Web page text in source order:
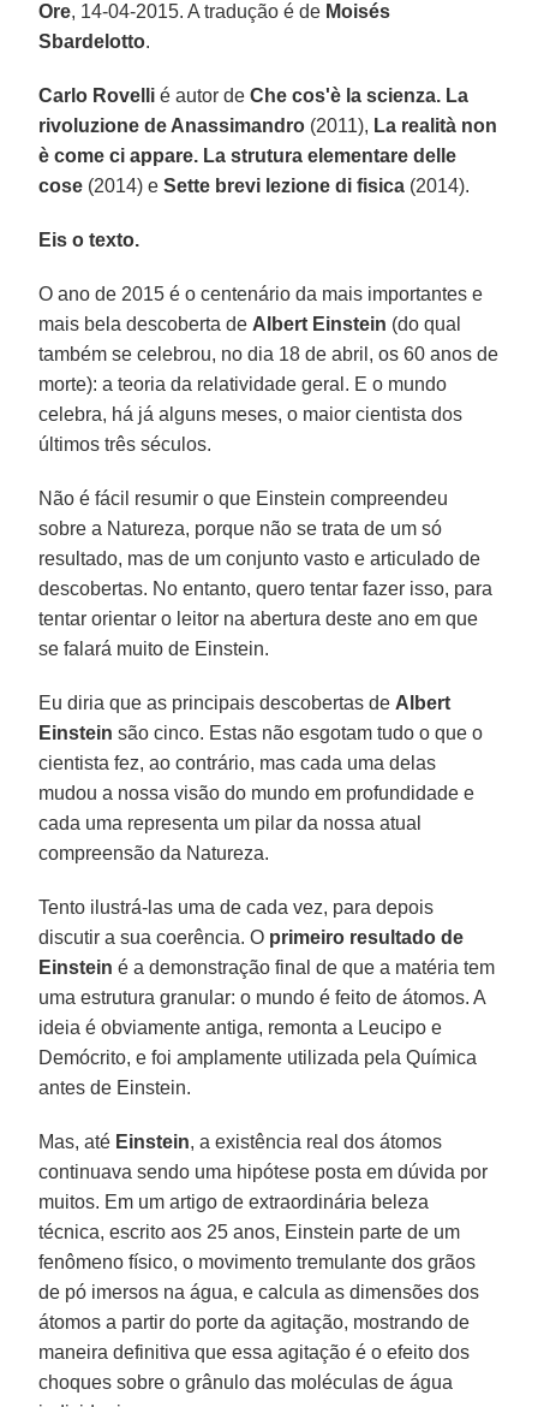
Ore, 14-04-2015. A tradução é de Moisés
Sbardelotto.
Carlo Rovelli é autor deChe cos'è la scienza. La
rivoluzione de Anassimandro (2011), La realità non
è come ci appare. La strutura elementare delle
cose (2014) eSette brevi lezione di fisica (2014).
Eis o texto.
O ano de 2015 é o centenário da mais importantes e
mais bela descoberta de Albert Einstein (do qual
também se celebrou, no dia 18 de abril, os 60 anos de
morte): a teoria da relatividade geral. E o mundo
celebra, há já alguns meses, o maior cientista dos
últimos três séculos.
Não é fácil resumir o que Einstein compreendeu
sobre a Natureza, porque não se trata de um só
resultado, mas de um conjunto vasto e articulado de
descobertas. No entanto, quero tentar fazer isso, para
tentar orientar o leitor na abertura deste ano em que
se falará muito de Einstein.
Eu diria que as principais descobertas de Albert
Einstein são cinco. Estas não esgotam tudo o que o
cientista fez, ao contrário, mas cada uma delas
mudou a nossa visão do mundo em profundidade e
cada uma representa um pilar da nossa atual
compreensão da Natureza.
Tento ilustrá-las uma de cada vez, para depois
discutir a sua coerência. O primeiro resultado de
Einsteiné a demonstração final de que a matéria tem
uma estrutura granular: o mundo é feito de átomos. A
ideia é obviamente antiga, remonta a Leucipo e
Demócrito, e foi amplamente utilizada pela Química
antes de Einstein.
Mas, até Einstein, a existência real dos átomos
continuava sendo uma hipótese posta em dúvida por
muitos. Em um artigo de extraordinária beleza
técnica, escrito aos 25 anos, Einstein parte de um
fenômeno físico, o movimento tremulante dos grãos
de pó imersos na água, e calcula as dimensões dos
átomos a partir do porte da agitação, mostrando de
maneira definitiva que essa agitação é o efeito dos
choques sobre o grânulo das moléculas de água